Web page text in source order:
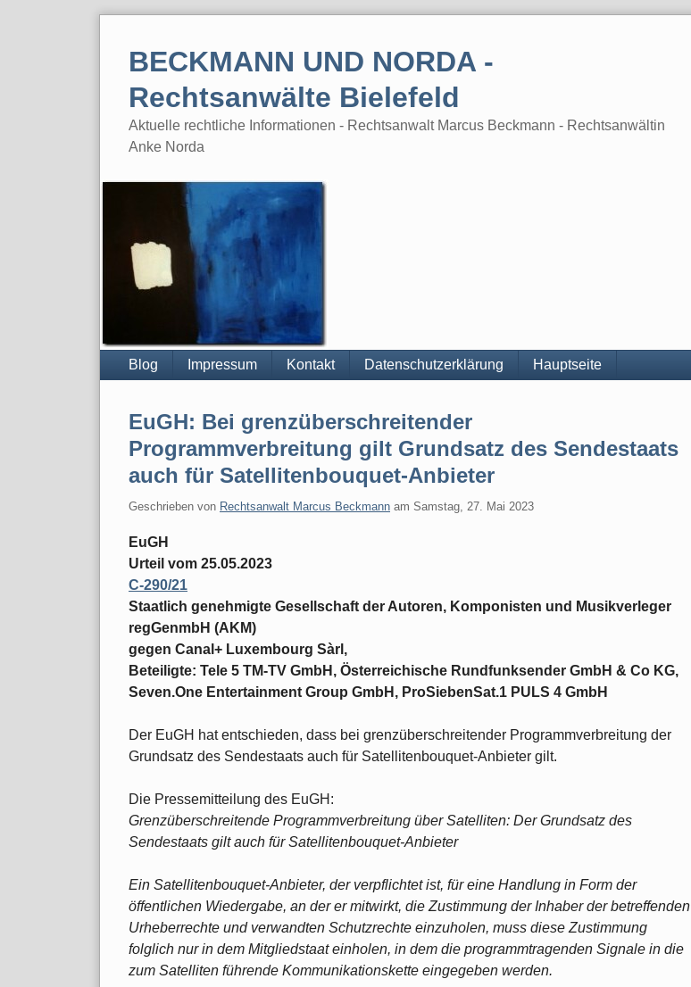
BECKMANN UND NORDA -
Rechtsanwälte Bielefeld
Aktuelle rechtliche Informationen - Rechtsanwalt Marcus Beckmann - Rechtsanwältin
Anke Norda
Blog Impressum Kontakt Datenschutzerklärung Hauptseite
EuGH: Bei grenzüberschreitender
Programmverbreitung gilt Grundsatz des Sendestaats
auch für Satellitenbouquet-Anbieter
Geschrieben von Rechtsanwalt Marcus Beckmann am Samstag, 27. Mai 2023
EuGH
Urteil vom 25.05.2023
C-290/21
Staatlich genehmigte Gesellschaft der Autoren, Komponisten und Musikverleger
regGenmbH (AKM)
gegen Canal+ Luxembourg Sàrl,
Beteiligte: Tele 5 TM-TV GmbH, Österreichische Rundfunksender GmbH & Co KG,
Seven.One Entertainment Group GmbH, ProSiebenSat.1 PULS 4 GmbH
Der EuGH hat entschieden, dass bei grenzüberschreitender Programmverbreitung der
Grundsatz des Sendestaats auch für Satellitenbouquet-Anbieter gilt.
Die Pressemitteilung des EuGH:
Grenzüberschreitende Programmverbreitung über Satelliten: Der Grundsatz des
Sendestaats gilt auch für Satellitenbouquet-Anbieter
Ein Satellitenbouquet-Anbieter, der verpflichtet ist, für eine Handlung in Form der
öffentlichen Wiedergabe, an der er mitwirkt, die Zustimmung der Inhaber der betreffenden
Urheberrechte und verwandten Schutzrechte einzuholen, muss diese Zustimmung
folglich nur in dem Mitgliedstaat einholen, in dem die programmtragenden Signale in die
zum Satelliten führende Kommunikationskette eingegeben werden.